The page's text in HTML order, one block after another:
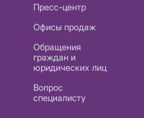
Пресс-центр
Офисы продаж
Обращения
граждан и
юридических лиц
Вопрос
специалисту